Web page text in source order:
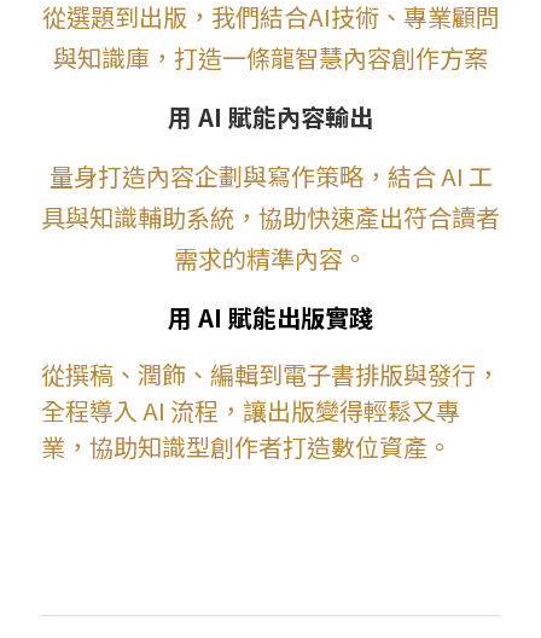
從選題到出版，我們結合AI技術、專業顧問
與知識庫，打造一條龍智慧內容創作方案
用 AI 賦能內容輸出
量身打造內容企劃與寫作策略，結合 AI 工
具與知識輔助系統，協助快速產出符合讀者
需求的精準內容。
用 AI 賦能出版實踐
從撰稿、潤飾、編輯到電子書排版與發行，
全程導入 AI 流程，讓出版變得輕鬆又專
業，協助知識型創作者打造數位資產。